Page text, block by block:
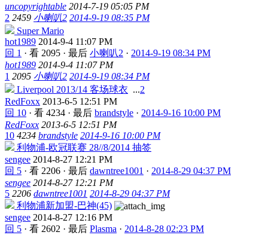
uncopyrightable 2014-7-19 05:05 PM
2 2459 小喇叭2 2014-9-19 08:35 PM
Super Mario
hot1989 2014-9-4 11:07 PM
回 1 · 看 2095 · 最后 小喇叭2 · 2014-9-19 08:34 PM
hot1989 2014-9-4 11:07 PM
1 2095 小喇叭2 2014-9-19 08:34 PM
Liverpool 2013/14 客场球衣 ...2
RedFoxx 2013-6-5 12:51 PM
回 10 · 看 4234 · 最后 brandstyle · 2014-9-16 10:00 PM
RedFoxx 2013-6-5 12:51 PM
10 4234 brandstyle 2014-9-16 10:00 PM
利物浦-欧冠联赛 28//8/2014 抽签
sengee 2014-8-27 12:21 PM
回 5 · 看 2206 · 最后 dawntree1001 · 2014-8-29 04:37 PM
sengee 2014-8-27 12:21 PM
5 2206 dawntree1001 2014-8-29 04:37 PM
利物浦新加盟-巴神(45)
sengee 2014-8-27 12:16 PM
回 5 · 看 2602 · 最后 Plasma · 2014-8-28 02:23 PM